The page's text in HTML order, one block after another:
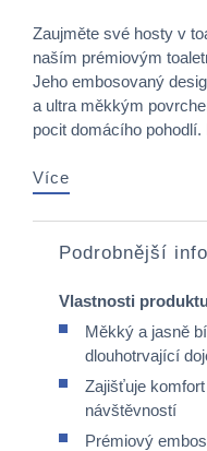
Zaujměte své hosty v
naším prémiovým
Jeho embosovaný
a ultra měkkým
pocit domácího
Více
Podrobnější
Vlastnosti produktu
Měkký a jasně
dlouhotrvající
Zajišťuje
návštěvností
Prémiový